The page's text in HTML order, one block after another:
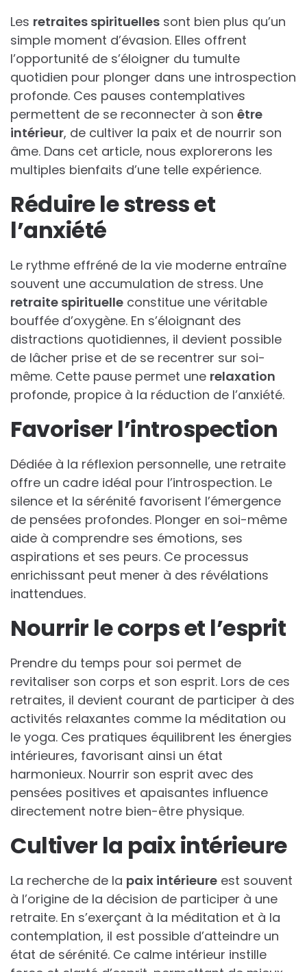
Les retraites spirituelles sont bien plus qu’un
simple moment d’évasion. Elles offrent
l’opportunité de s’éloigner du tumulte
quotidien pour plonger dans une introspection
profonde. Ces pauses contemplatives
permettent de se reconnecter à son être
intérieur, de cultiver la paix et de nourrir son
âme. Dans cet article, nous explorerons les
multiples bienfaits d’une telle expérience.
Réduire le stress et
l’anxiété
Le rythme effréné de la vie moderne entraîne
souvent une accumulation de stress. Une
retraite spirituelle constitue une véritable
bouffée d’oxygène. En s’éloignant des
distractions quotidiennes, il devient possible
de lâcher prise et de se recentrer sur soi-
même. Cette pause permet une relaxation
profonde, propice à la réduction de l’anxiété.
Favoriser l’introspection
Dédiée à la réflexion personnelle, une retraite
offre un cadre idéal pour l’introspection. Le
silence et la sérénité favorisent l’émergence
de pensées profondes. Plonger en soi-même
aide à comprendre ses émotions, ses
aspirations et ses peurs. Ce processus
enrichissant peut mener à des révélations
inattendues.
Nourrir le corps et l’esprit
Prendre du temps pour soi permet de
revitaliser son corps et son esprit. Lors de ces
retraites, il devient courant de participer à des
activités relaxantes comme la méditation ou
le yoga. Ces pratiques équilibrent les énergies
intérieures, favorisant ainsi un état
harmonieux. Nourrir son esprit avec des
pensées positives et apaisantes influence
directement notre bien-être physique.
Cultiver la paix intérieure
La recherche de la paix intérieure est souvent
à l’origine de la décision de participer à une
retraite. En s’exerçant à la méditation et à la
contemplation, il est possible d’atteindre un
état de sérénité. Ce calme intérieur instille